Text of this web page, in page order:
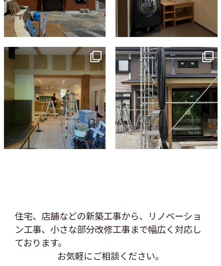
tomohouseinc
tomohouseinc
6月 3
住宅、店舗などの新築工事から、リノベーショ
ン工事、 小さな部分改修工事まで幅広く対応し
ております。
お気軽にご相談ください。